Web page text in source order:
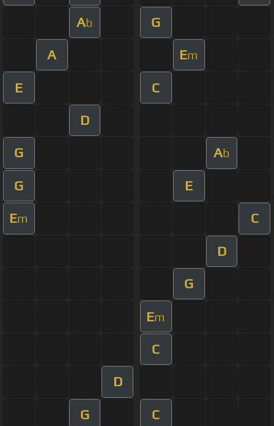
Ab G
A Em
E C
D
G Ab
G E
Em C
D
G
Em
C
D
G C